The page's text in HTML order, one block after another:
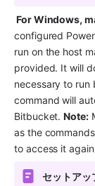
For Windows,
configured
run on the host
provided. It will
necessary to run
command will
Bitbucket. Note:
as the
to access it
セットアッ